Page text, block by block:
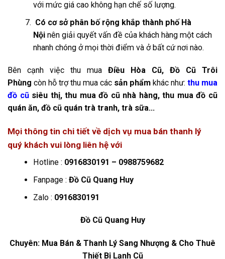
với mức giá cao không hạn chế số lượng.
Có cơ sở phân bố rộng khắp thành phố Hà
Nội nên giải quyết vấn đề của khách hàng một cách
nhanh chóng ở mọi thời điểm và ở bất cứ nơi nào.
Bên cạnh việc thu mua Điều Hòa Cũ, Đồ Cũ Trôi
Phùng còn hỗ trợ thu mua các sản phẩm khác như: thu mua
đồ cũ siêu thị, thu mua đồ cũ nhà hàng, thu mua đồ cũ
quán ăn, đồ cũ quán trà tranh, trà sữa…
Mọi thông tin chi tiết về dịch vụ mua bán thanh lý
quý khách vui lòng liên hệ với
Hotline : 0916830191 – 0988759682
Fanpage : Đồ Cũ Quang Huy
Zalo : 0916830191
Đồ Cũ Quang Huy
Chuyên: Mua Bán & Thanh Lý Sang Nhượng & Cho Thuê
Thiết Bị Lạnh Cũ